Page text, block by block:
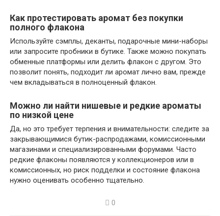
Как протестировать аромат без покупки
полного флакона
Используйте сэмплы, деканты, подарочные мини-наборы
или запросите пробники в бутике. Также можно покупать
обменные платформы или делить флакон с другом. Это
позволит понять, подходит ли аромат лично вам, прежде
чем вкладываться в полноценный флакон.
Можно ли найти нишевые и редкие ароматы
по низкой цене
Да, но это требует терпения и внимательности: следите за
закрывающимися бутик-распродажами, комиссионными
магазинами и специализированными форумами. Часто
редкие флаконы появляются у коллекционеров или в
комиссионных, но риск подделки и состояние флакона
нужно оценивать особенно тщательно.
0